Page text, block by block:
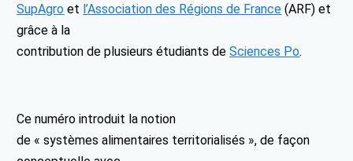
SupAgro et l’Association des Régions de France (ARF) et
grâce à la
contribution de plusieurs étudiants deSciences Po.
Ce numéro introduit la notion
de « systèmes alimentaires territorialisés », de façon